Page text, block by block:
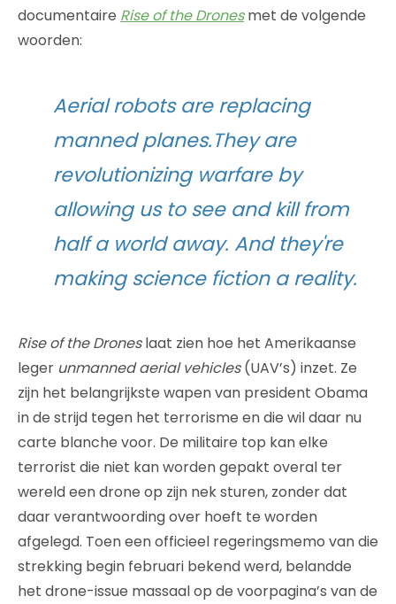
documentaire Rise of the Dronesmet de volgende
woorden:
Aerial robots are replacing
manned planes.They are
revolutionizing warfare by
allowing us to see and kill from
half a world away. And they're
making science fiction a reality.
Rise of the Droneslaat zien hoe het Amerikaanse
leger unmanned aerial vehicles(UAV’s) inzet. Ze
zijn het belangrijkste wapen van president Obama
in de strijd tegen het terrorisme en die wil daar nu
carte blanche voor. De militaire top kan elke
terrorist die niet kan worden gepakt overal ter
wereld een drone op zijn nek sturen, zonder dat
daar verantwoording over hoeft te worden
afgelegd. Toen een officieel regeringsmemo van die
strekking begin februari bekend werd, belandde
het drone-issue massaal op de voorpagina’s van de